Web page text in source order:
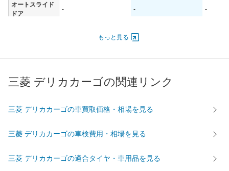
オートスライド
ドア
- - -
74.00 [100]/ 5,000 63.00 [86]/ 3,500
タイヤ
後輪サイズ 195/80R15 195/80R15
WLTC/市街地 - -
もっと見る
三菱 デリカカーゴの関連リンク
三菱 デリカカーゴの車買取価格・相場を見る
三菱 デリカカーゴの車検費用・相場を見る
三菱 デリカカーゴの適合タイヤ・車用品を見る